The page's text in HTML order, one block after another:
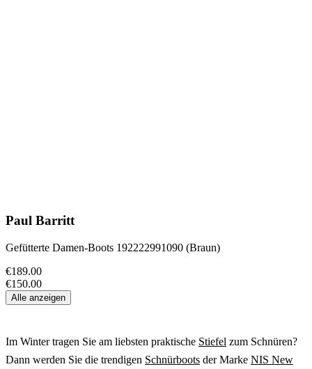
Paul Barritt
Gefütterte Damen-Boots 192222991090 (Braun)
€189.00
€150.00
Alle anzeigen
Im Winter tragen Sie am liebsten praktische Stiefel zum Schnüren?
Dann werden Sie die trendigen Schnürboots der Marke NIS New